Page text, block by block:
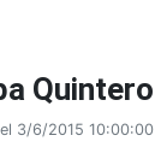
Quintero
el 3/6/2015 10:00:00